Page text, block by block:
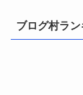
ブログ村ラ